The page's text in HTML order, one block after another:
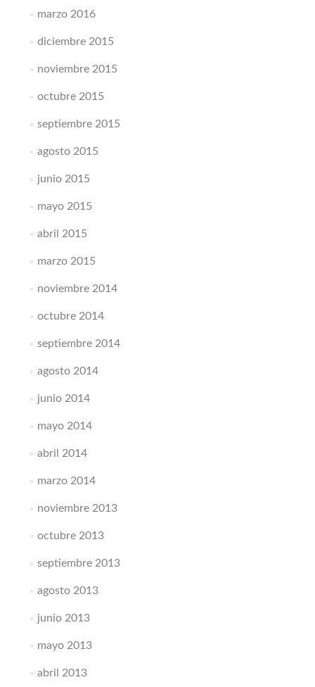
marzo 2016
diciembre 2015
noviembre 2015
octubre 2015
septiembre 2015
agosto 2015
junio 2015
mayo 2015
abril 2015
marzo 2015
noviembre 2014
octubre 2014
septiembre 2014
agosto 2014
junio 2014
mayo 2014
abril 2014
marzo 2014
noviembre 2013
octubre 2013
septiembre 2013
agosto 2013
junio 2013
mayo 2013
abril 2013